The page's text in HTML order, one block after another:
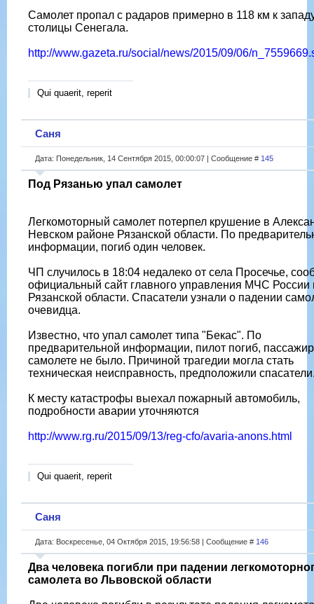
Самолет пропал с радаров примерно в 118 км к
столицы Сенегала.
http://www.gazeta.ru/social/news/2015/09/06/
Qui quaerit, reperit
Саня
Дата: Понедельник, 14 Сентября 2015, 00:00:07 | Сообщение # 145
Под Рязанью упал самолет
Легкомоторный самолет потерпел крушение в
Невском районе Рязанской области. По
информации, погиб один человек.
ЧП случилось в 18:04 недалеко от села Просечье,
официальный сайт главного управления МЧС России
Рязанской области. Спасатели узнали о падении
очевидца.
Известно, что упал самолет типа "Бекас". По
предварительной информации, пилот погиб,
самолете не было. Причиной трагедии могла стать
техническая неисправность, предположили
К месту катастрофы выехал пожарный автомобиль,
подробности аварии уточняются
http://www.rg.ru/2015/09/13/reg-cfo/avaria-anons.html
Qui quaerit, reperit
Саня
Дата: Воскресенье, 04 Октября 2015, 19:56:58 | Сообщение # 146
Два человека погибли при падении
самолета во Львовской области